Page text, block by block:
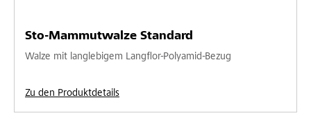
Sto-Mammutwalze Standard
Walze mit langlebigem Langflor-Polyamid-Bezug
Zu den Produktdetails